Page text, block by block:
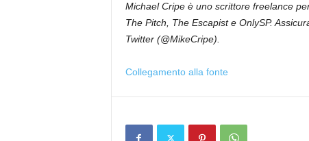
Michael Cripe è uno scrittore freelance
The Pitch, The Escapist e OnlySP.
Twitter (@MikeCripe).
Collegamento alla fonte